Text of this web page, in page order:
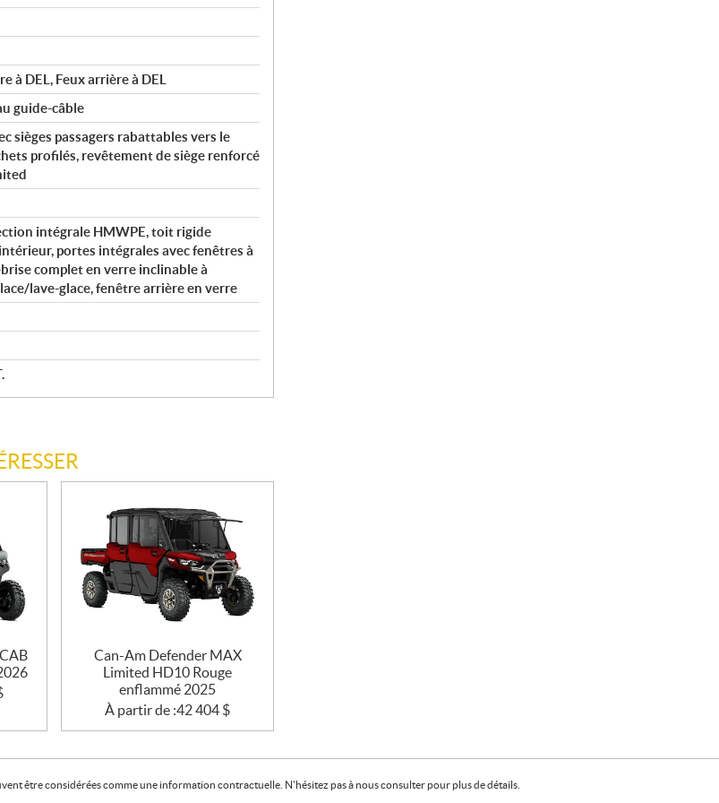
à DEL, Feux arrière à DEL
guide-câble
sièges passagers rabattables vers le
profilés, revêtement de siège renforcé
intégrale HMWPE, toit rigide
portes intégrales avec fenêtres à
complet en verre inclinable à
lave-glace, fenêtre arrière en verre
Can-Am Defender MAX
Limited HD10 Rouge
enflammé 2025
À partir de :42 404 $
être considérées comme une information contractuelle. N'hésitez pas à nous consulter pour plus de détails.